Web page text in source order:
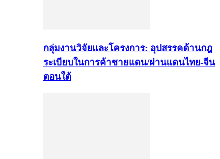
กลุ่มงานวิจัยและโครงการ: อุปสรรคด้านกฎ
ระเบียบในการค้าชายแดน/ผ่านแดนไทย-จีน
ตอนใต้